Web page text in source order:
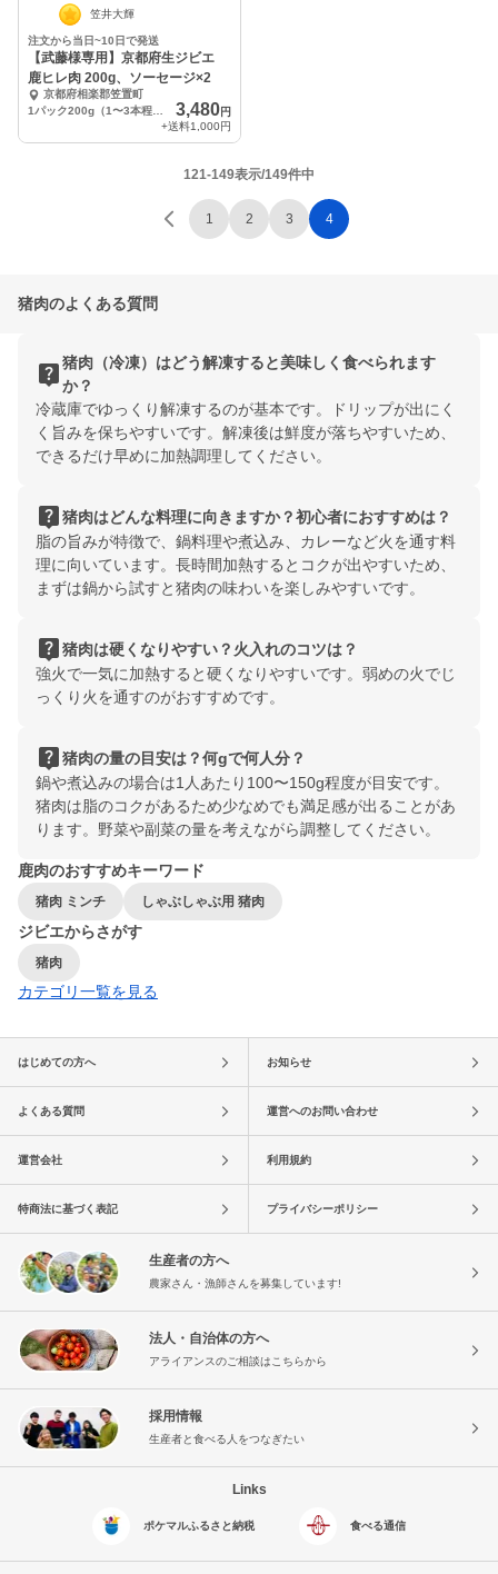
笠井大輝
注文から当日~10日で発送
【武藤様専用】京都府生ジビエ
鹿ヒレ肉 200g、ソーセージ×2
京都府相楽郡笠置町
3,480円
+送料1,000円
121-149表示/149件中
1 2 3 4
猪肉のよくある質問
live_help猪肉（冷凍）はどう解凍すると美味しく食べられます
か？
冷蔵庫でゆっくり解凍するのが基本です。ドリップが出にく
く旨みを保ちやすいです。解凍後は鮮度が落ちやすいため、
できるだけ早めに加熱調理してください。
live_help猪肉はどんな料理に向きますか？初心者におすすめは？
脂の旨みが特徴で、鍋料理や煮込み、カレーなど火を通す料
理に向いています。長時間加熱するとコクが出やすいため、
まずは鍋から試すと猪肉の味わいを楽しみやすいです。
live_help猪肉は硬くなりやすい？火入れのコツは？
強火で一気に加熱すると硬くなりやすいです。弱めの火でじ
っくり火を通すのがおすすめです。
live_help猪肉の量の目安は？何gで何人分？
鍋や煮込みの場合は1人あたり100〜150g程度が目安です。
猪肉は脂のコクがあるため少なめでも満足感が出ることがあ
ります。野菜や副菜の量を考えながら調整してください。
鹿肉のおすすめキーワード
猪肉 ミンチ しゃぶしゃぶ用 猪肉
ジビエからさがす
猪肉
カテゴリ一覧を見る
はじめての方へ お知らせ
よくある質問 運営へのお問い合わせ
運営会社 利用規約
特商法に基づく表記 プライバシーポリシー
生産者の方へ
農家さん・漁師さんを募集しています!
法人・自治体の方へ
アライアンスのご相談はこちらから
採用情報
生産者と食べる人をつなぎたい
Links
ポケマルふるさと納税 食べる通信